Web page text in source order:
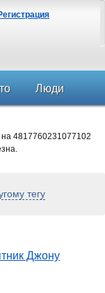
Люди
4817760231077102
тегу
Джону